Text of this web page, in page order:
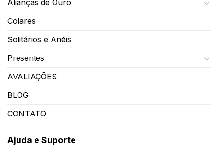
Alianças de Ouro
Colares
Solitários e Anéis
Presentes
AVALIAÇÕES
BLOG
CONTATO
Ajuda e Suporte